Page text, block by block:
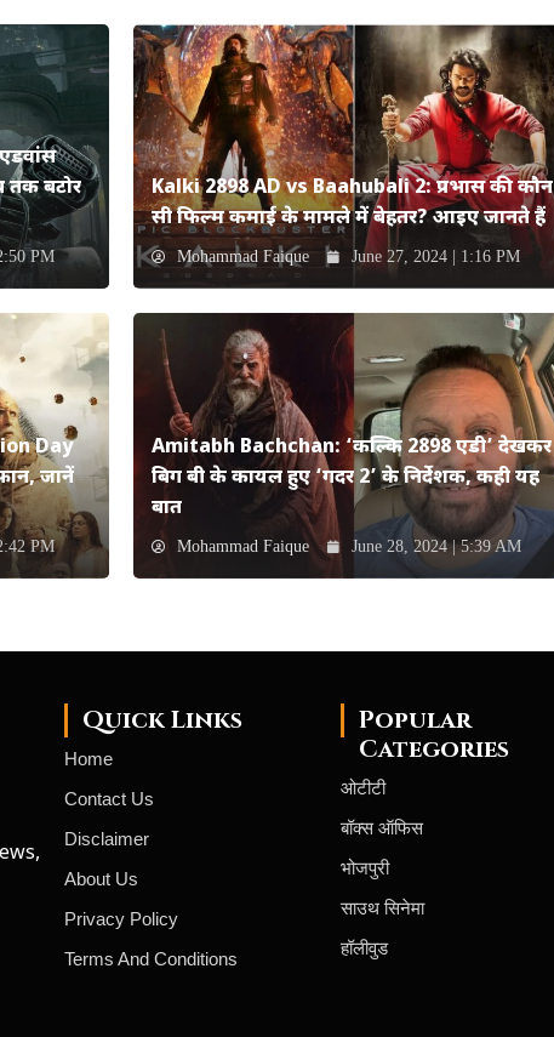
तक बटोर
PM
Kalki 2898 AD vs Baahubali 2: प्रभास की कौन
सी फिल्म कमाई के मामले में बेहतर? आइए जानते हैं
Mohammad Faique June 27, 2024 | 1:16 PM
Day
जानें
PM
Amitabh Bachchan: ‘कल्कि 2898 एडी’ देखकर
बिग बी के कायल हुए ‘गदर 2’ के निर्देशक, कही यह
बात
Mohammad Faique June 28, 2024 | 5:39 AM
Quick Links
Home
Contact Us
Disclaimer
About Us
Privacy Policy
Terms And Conditions
Popular
Categories
ओटीटी
बॉक्स ऑफिस
भोजपुरी
साउथ सिनेमा
हॉलीवुड